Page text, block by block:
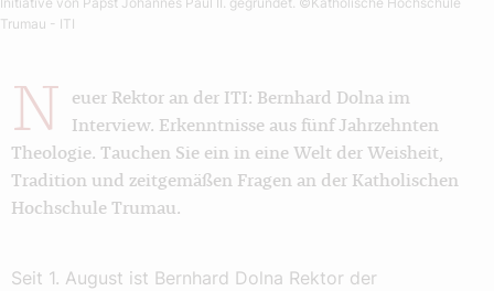
Trumau - ITI
N
euer Rektor an der ITI: Bernhard Dolna im
Interview. Erkenntnisse aus fünf Jahrzehnten
Theologie. Tauchen Sie ein in eine Welt der Weisheit,
Tradition und zeitgemäßen Fragen an der Katholischen
Hochschule Trumau.
Seit 1. August ist Bernhard Dolna Rektor der